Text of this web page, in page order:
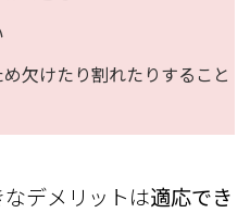
欠けたり割れたりすること
デメリットは適応でき